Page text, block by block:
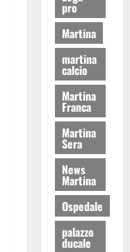
pro
Martina
martina
calcio
Martina
Franca
Martina
Sera
News
Martina
Ospedale
palazzo
ducale